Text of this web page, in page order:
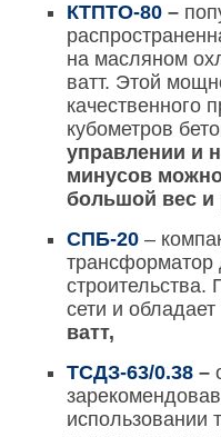
КТПТО-80 –
на масляном
ватт. Этой
качественного
кубометров
управлении и
минусов
большой вес и
СПБ-20 –
строительства.
сети и обладает
ватт,
ТСДЗ-63/0.38 –
использовании